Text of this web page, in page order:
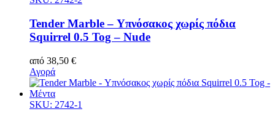
Tender Marble – Υπνόσακος χωρίς πόδια
Squirrel 0.5 Tog – Nude
από 38,50 €
Αγορά
SKU: 2742-1